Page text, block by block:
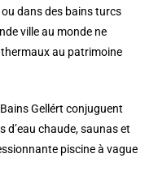
dans des bains turcs
ville au monde ne
au patrimoine
Bains Gellért conjuguent
d’eau chaude, saunas et
piscine à vague